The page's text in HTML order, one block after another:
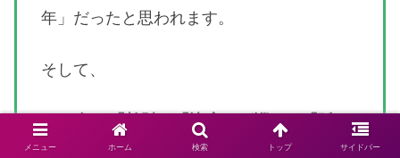
年」だったと思われます。
そして、
2020年は「劫財」「比肩」が巡り、「孤
立・別れ」の傾向性と気の巡りの悪さが原
メニュー ホーム 検索 トップ サイドバー